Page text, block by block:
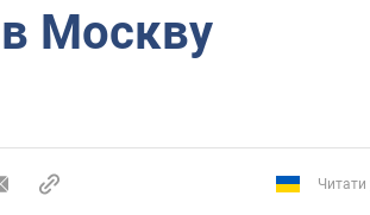
Москву
Читати